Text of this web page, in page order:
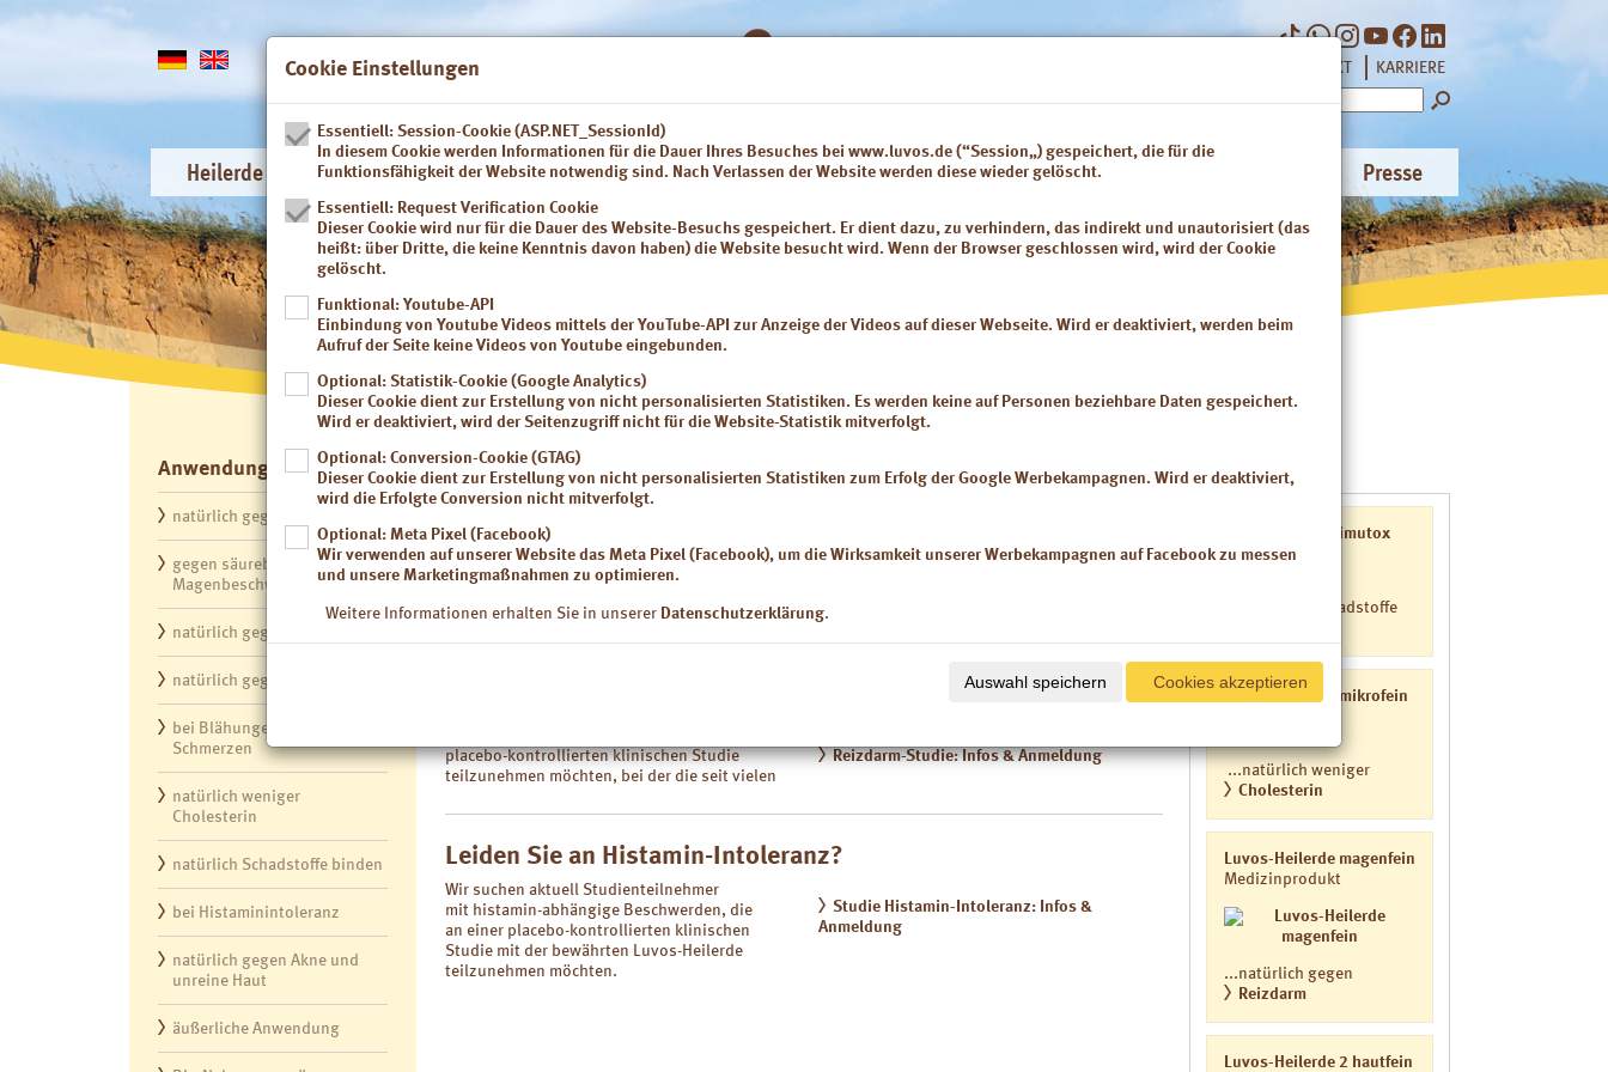
KONTAKT KARRIERE
Suchbegriff
Heilerde Anwendungsgebiete Gebrauchsinformationen Produkte Nahrungsergänzung Presse
Anwendungsgebiete
natürlich gegen Sodbrennen
gegen säurebedingte
Magenbeschwerden
natürlich gegen Durchfall
natürlich gegen Reizdarm
bei Blähungen und
Schmerzen
natürlich weniger
Cholesterin
natürlich Schadstoffe binden
bei Histaminintoleranz
natürlich gegen Akne und
unreine Haut
äußerliche Anwendung
Luvos-Heilerde imutox
Medizinprodukt
...natürlich Schadstoffe
Luvos-Heilerde mikrofein
...natürlich weniger
Cholesterin
Luvos-Heilerde magenfein
Medizinprodukt
...natürlich gegen
Reizdarm
Luvos-Heilerde 2 hautfein
Studienteilnehmer gesucht!
Leiden Sie an Reizdarm-Beschwerden, haben eine Histamin-Intoleranz oder erhöhte
Cholesterinwerte? Dann melden Sie sich hier zu einer unserer aktuellen Studien an! Darin haben
Sie die Möglichkeit, engmaschig betreut von Mediziner mit naturreiner Luvos-Heilerde behandelt
placebo-kontrollierten klinischenStudie
teilzunehmen möchten, bei der die seit vielen
bewährte Luvos-Heilerde untersucht
Reizdarm-Studie: Infos & Anmeldung
Leiden Sie an Histamin-Intoleranz?
Wir suchen aktuell Studienteilnehmer
mit histamin-abhängige Beschwerden, die
an einer placebo-kontrollierten klinischen
Studie mit der bewährten Luvos-Heilerde
teilzunehmen möchten.
Studie Histamin-Intoleranz: Infos &
Anmeldung
Cookie Einstellungen
Essentiell: Session-Cookie (ASP.NET_SessionId)
In diesem Cookie werden Informationen für die Dauer Ihres Besuches bei www.luvos.de (“Session„) gespeichert, die für die
Funktionsfähigkeit der Website notwendig sind. Nach Verlassen der Website werden diese wieder gelöscht.
Essentiell: Request Verification Cookie
Dieser Cookie wird nur für die Dauer des Website-Besuchs gespeichert. Er dient dazu, zu verhindern, das indirekt und unautorisiert (das
heißt: über Dritte, die keine Kenntnis davon haben) die Website besucht wird. Wenn der Browser geschlossen wird, wird der Cookie
gelöscht.
Funktional: Youtube-API
Einbindung von Youtube Videos mittels der YouTube-API zur Anzeige der Videos auf dieser Webseite. Wird er deaktiviert, werden beim
Aufruf der Seite keine Videos von Youtube eingebunden.
Optional: Statistik-Cookie (Google Analytics)
Dieser Cookie dient zur Erstellung von nicht personalisierten Statistiken. Es werden keine auf Personen beziehbare Daten gespeichert.
Wird er deaktiviert, wird der Seitenzugriff nicht für die Website-Statistik mitverfolgt.
Optional: Conversion-Cookie (GTAG)
Dieser Cookie dient zur Erstellung von nicht personalisierten Statistiken zum Erfolg der Google Werbekampagnen. Wird er deaktiviert,
wird die Erfolgte Conversion nicht mitverfolgt.
Optional: Meta Pixel (Facebook)
Wir verwenden auf unserer Website das Meta Pixel (Facebook), um die Wirksamkeit unserer Werbekampagnen auf Facebook zu messen
und unsere Marketingmaßnahmen zu optimieren.
Weitere Informationen erhalten Sie in unserer Datenschutzerklärung.
Auswahl speichern Cookies akzeptieren